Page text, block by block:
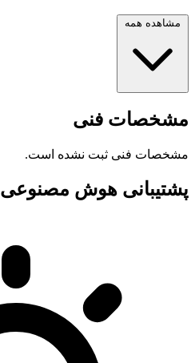
مشاهده همه
مشخصات فنی
مشخصات فنی ثبت نشده است.
پشتیبانی هوش مصنوعی